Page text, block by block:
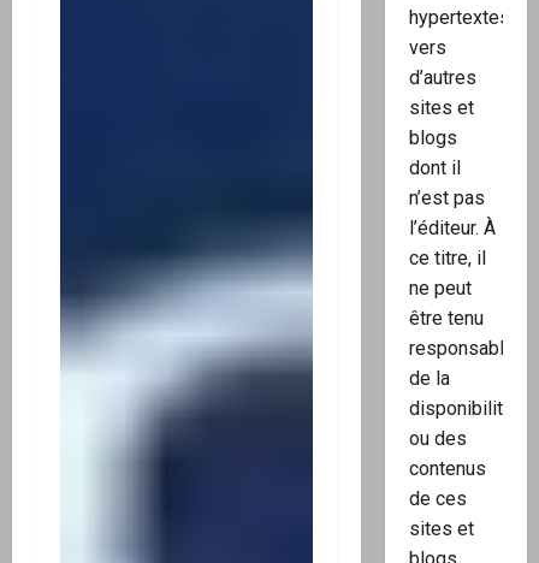
hypertextes
vers
d’autres
sites et
blogs
dont il
n’est pas
l’éditeur. À
ce titre, il
ne peut
être tenu
responsable
de la
disponibilité
ou des
contenus
de ces
sites et